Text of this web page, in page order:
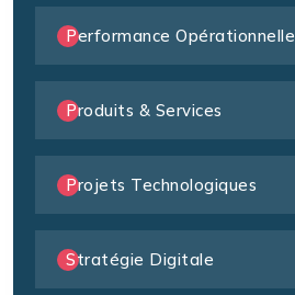
Performance Opérationnelle
Produits & Services
Projets Technologiques
Stratégie Digitale